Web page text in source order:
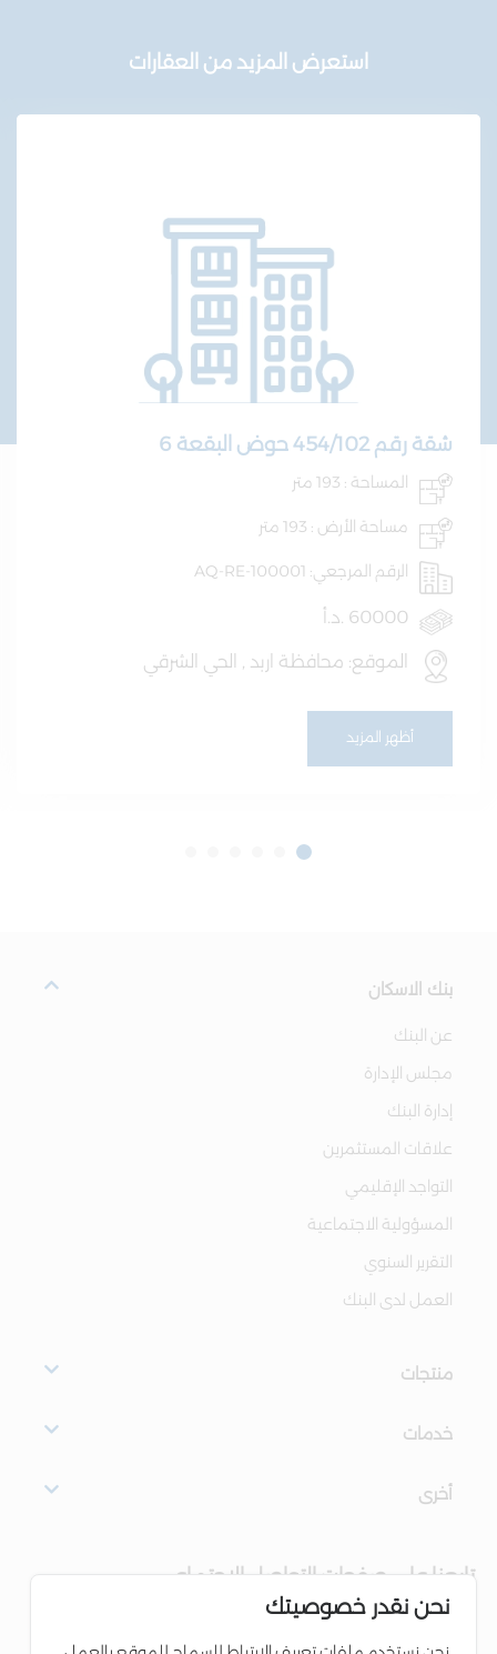
استعرض المزيد من العقارات
شقة رقم 454/102 حوض البقعة 6
المساحة : 193 متر
مساحة الأرض : 193 متر
الرقم المرجعي: AQ-RE-100001
60000 .د.أ
الموقع: محافظة اربد , الحي الشرقي
أظهر المزيد
بنك الاسكان
عن البنك
مجلس الإدارة
إدارة البنك
علاقات المستثمرين
التواجد الإقليمي
المسؤولية الاجتماعية
التقرير السنوي
العمل لدى البنك
منتجات
خدمات
أخرى
تابعنا على صفحات التواصل الاجتماعي
نحن نقدر خصوصيتك